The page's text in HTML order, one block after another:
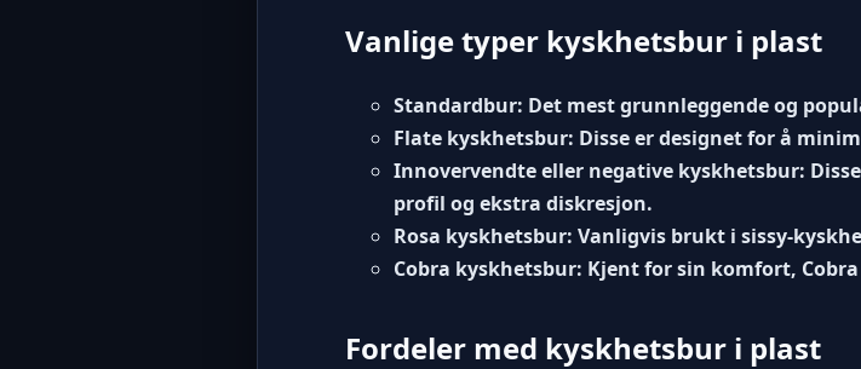
Vanlige typer kyskhetsbur i plast
Standardbur: Det mest grunnleggende og
Flate kyskhetsbur: Disse er designet for å
Innovervendte eller negative kyskhetsbur:
profil og ekstra diskresjon.
Rosa kyskhetsbur: Vanligvis brukt i sissy-
Cobra kyskhetsbur: Kjent for sin komfort,
Fordeler med kyskhetsbur i plast